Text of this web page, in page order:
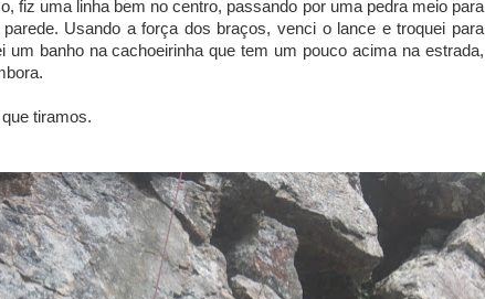
fiz uma linha bem no centro, passando por uma pedra meio para
Usando a força dos braços, venci o lance e troquei para
um banho na cachoeirinha que tem um pouco acima na estrada,
tiramos.